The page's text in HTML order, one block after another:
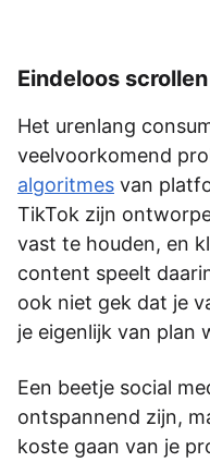
Eindeloos scrollen
Het urenlang
veelvoorkomend
algoritmes van
TikTok zijn
vast te houden, en
content speelt
ook niet gek dat je
je eigenlijk van plan
Een beetje social
ontspannend zijn,
koste gaan van je